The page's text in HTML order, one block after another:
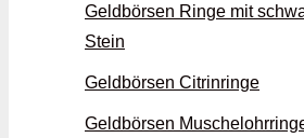
Geldbörsen Ringe mit
Stein
Geldbörsen Citrin­ringe
Geldbörsen